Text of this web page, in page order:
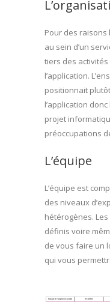
Pour des
au sein d’un
tiers des
l’application.
positionnait
l’application
projet
préoccupations
L’équipe
L’équipe est
des niveaux
hétérogènes.
définis voire
de vous faire un
qui vous